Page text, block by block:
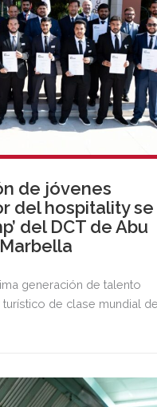
de jóvenes
del hospitality se
del DCT de Abu
generación de talento
de clase mundial